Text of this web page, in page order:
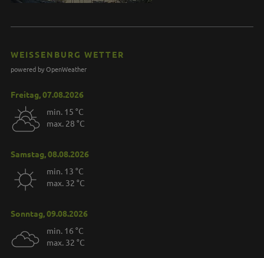
WEISSENBURG WETTER
powered by OpenWeather
Freitag, 07.08.2026
min. 15 °C
max. 28 °C
Samstag, 08.08.2026
min. 13 °C
max. 32 °C
Sonntag, 09.08.2026
min. 16 °C
max. 32 °C